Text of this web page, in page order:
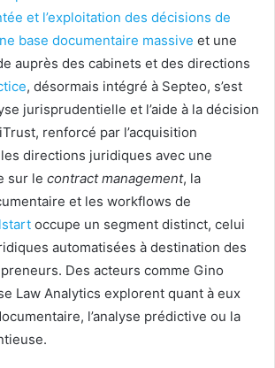
et l’exploitation des décisions de
base documentaire massive et une
auprès des cabinets et des directions
, désormais intégré à Septeo, s’est
jurisprudentielle et l’aide à la décision
renforcé par l’acquisition
directions juridiques avec une
sur le contract management, la
et les workflows de
occupe un segment distinct, celui
automatisées à destination des
Des acteurs comme Gino
Law Analytics explorent quant à eux
l’analyse prédictive ou la